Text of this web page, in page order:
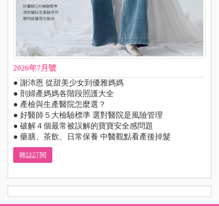
2026年7月號
● 謝沛恩 從甜美少女到優雅媽媽
● 剖婦產媽媽各階段照護大全
● 產檢與生產醫院怎麼選？
● 好醫師５大檢驗標準 選對醫院是風險管理
● 破解４個最常被誤解的寶寶安全感問題
● 藥膳、茶飲、日常保養 中醫觀點看產後掉髮
雜誌訂閱